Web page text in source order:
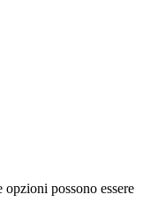
possono essere